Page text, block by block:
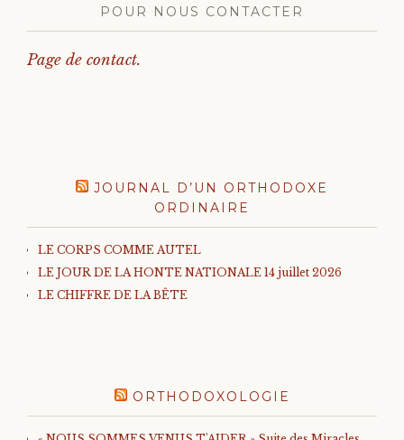
POUR NOUS CONTACTER
Page de contact.
JOURNAL D’UN ORTHODOXE
ORDINAIRE
LE CORPS COMME AUTEL
LE JOUR DE LA HONTE NATIONALE 14 juillet 2026
LE CHIFFRE DE LA BÊTE
ORTHODOXOLOGIE